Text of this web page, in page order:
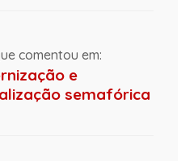
comentou em:
e
semafórica